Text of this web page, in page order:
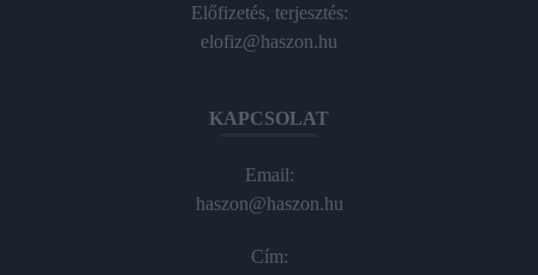
Előfizetés, terjesztés:
elofiz@haszon.hu
KAPCSOLAT
Email:
haszon@haszon.hu
Cím: